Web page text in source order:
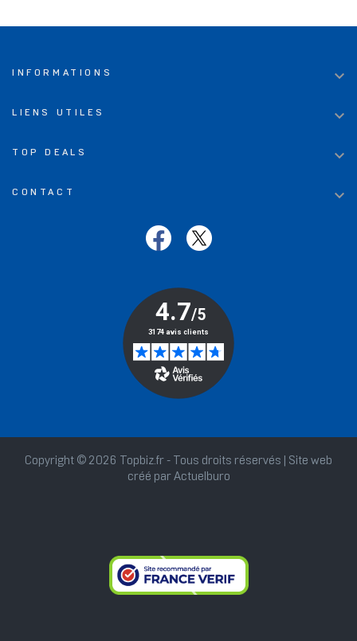
INFORMATIONS 
LIENS UTILES 
TOP DEALS 
CONTACT 
Copyright © 2026 Topbiz.fr - Tous droits réservés | Site web
créé par Actuelburo